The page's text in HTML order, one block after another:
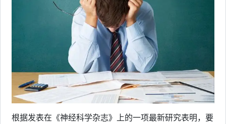
根据发表在《神经科学杂志》上的一项最新研究表明，要